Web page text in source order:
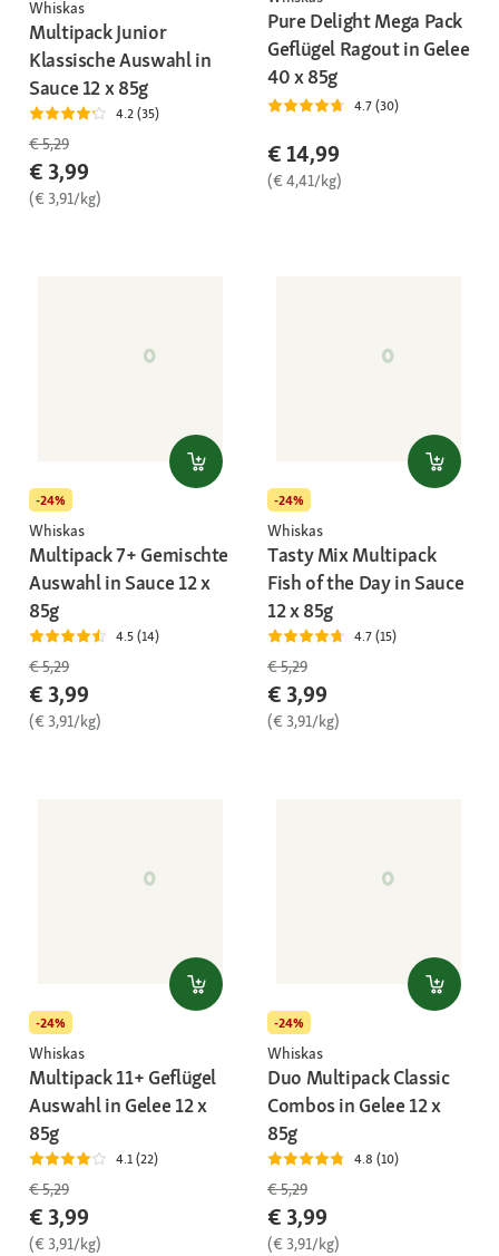
Whiskas
Multipack Junior
Klassische Auswahl in
Sauce 12 x 85g
4.2 (35)
€ 5,29
€ 3,99
(€ 3,91/kg)
Pure Delight Mega Pack
Geflügel Ragout in Gelee
40 x 85g
4.7 (30)
€ 14,99
(€ 4,41/kg)
-24%
Whiskas
Multipack 7+ Gemischte
Auswahl in Sauce 12 x
85g
4.5 (14)
€ 5,29
€ 3,99
(€ 3,91/kg)
-24%
Whiskas
Tasty Mix Multipack
Fish of the Day in Sauce
12 x 85g
4.7 (15)
€ 5,29
€ 3,99
(€ 3,91/kg)
-24%
Whiskas
Multipack 11+ Geflügel
Auswahl in Gelee 12 x
85g
4.1 (22)
€ 5,29
€ 3,99
(€ 3,91/kg)
-24%
Whiskas
Duo Multipack Classic
Combos in Gelee 12 x
85g
4.8 (10)
€ 5,29
€ 3,99
(€ 3,91/kg)